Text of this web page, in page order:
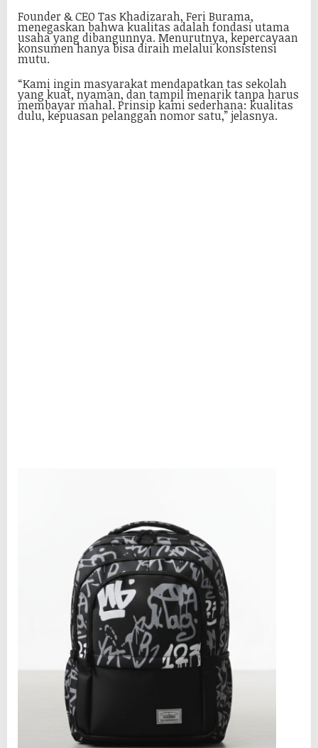
Founder & CEO Tas Khadizarah, Feri Burama,
menegaskan bahwa kualitas adalah fondasi utama
usaha yang dibangunnya. Menurutnya, kepercayaan
konsumen hanya bisa diraih melalui konsistensi
mutu.
“Kami ingin masyarakat mendapatkan tas sekolah
yang kuat, nyaman, dan tampil menarik tanpa harus
membayar mahal. Prinsip kami sederhana: kualitas
dulu, kepuasan pelanggan nomor satu,” jelasnya.